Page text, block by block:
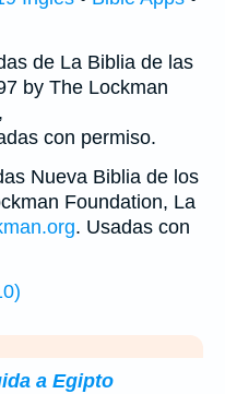
de La Biblia de las
by The Lockman
con permiso.
Nueva Biblia de los
Foundation, La
. Usadas con
a Egipto